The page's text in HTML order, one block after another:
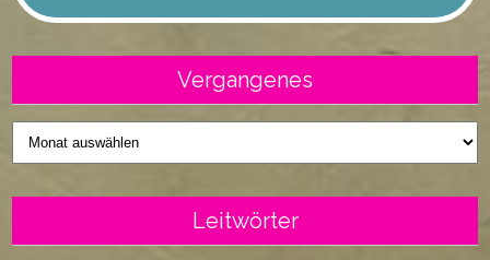
Vergangenes
Vergangenes
Leitwörter